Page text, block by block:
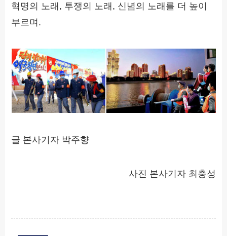
혁명의 노래, 투쟁의 노래, 신념의 노래를 더 높이
부르며.
글 본사기자 박주향
사진 본사기자 최충성